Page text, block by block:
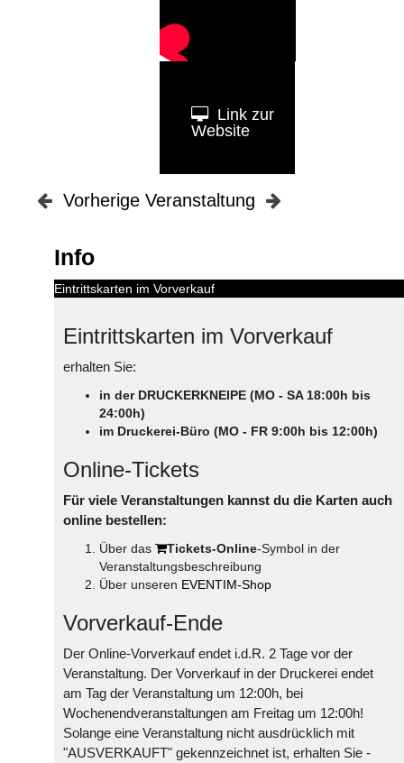
Link zur
Website
Vorherige Veranstaltung
Info
Eintrittskarten im Vorverkauf
Eintrittskarten im Vorverkauf
erhalten Sie:
in der DRUCKERKNEIPE (MO - SA 18:00h bis
24:00h)
im Druckerei-Büro (MO - FR 9:00h bis 12:00h)
Online-Tickets
Für viele Veranstaltungen kannst du die Karten auch
online bestellen:
Über das Tickets-Online-Symbol in der
Veranstaltungsbeschreibung
Über unseren EVENTIM-Shop
Vorverkauf-Ende
Der Online-Vorverkauf endet i.d.R. 2 Tage vor der
Veranstaltung. Der Vorverkauf in der Druckerei endet
am Tag der Veranstaltung um 12:00h, bei
Wochenendveranstaltungen am Freitag um 12:00h!
Solange eine Veranstaltung nicht ausdrücklich mit
"AUSVERKAUFT" gekennzeichnet ist, erhalten Sie -